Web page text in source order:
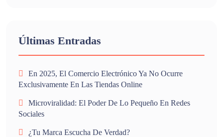
Últimas Entradas
En 2025, El Comercio Electrónico Ya No Ocurre
Exclusivamente En Las Tiendas Online
Microviralidad: El Poder De Lo Pequeño En Redes
Sociales
¿Tu Marca Escucha De Verdad?